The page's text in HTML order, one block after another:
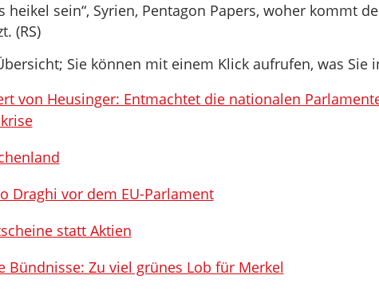
heikel sein“, Syrien, Pentagon Papers, woher kommt
(RS)
Sie können mit einem Klick aufrufen, was Sie
von Heusinger: Entmachtet die nationalen
Draghi vor dem EU-Parlament
statt Aktien
Bündnisse: Zu viel grünes Lob für Merkel